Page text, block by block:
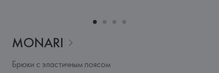
MONARI
Брюки с эластичным поясом